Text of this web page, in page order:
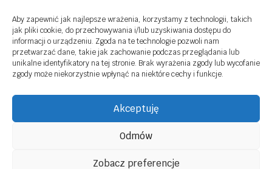
Aby zapewnić jak najlepsze wrażenia, korzystamy z technologii, takich
jak pliki cookie, do przechowywania i/lub uzyskiwania dostępu do
informacji o urządzeniu. Zgoda na te technologie pozwoli nam
przetwarzać dane, takie jak zachowanie podczas przeglądania lub
unikalne identyfikatory na tej stronie. Brak wyrażenia zgody lub wycofanie
zgody może niekorzystnie wpłynąć na niektóre cechy i funkcje.
Akceptuję
Odmów
Zobacz preferencje
Moje konto
Obowiązek Informacyjny
Polityka prywatności
Regulamin sklepu online